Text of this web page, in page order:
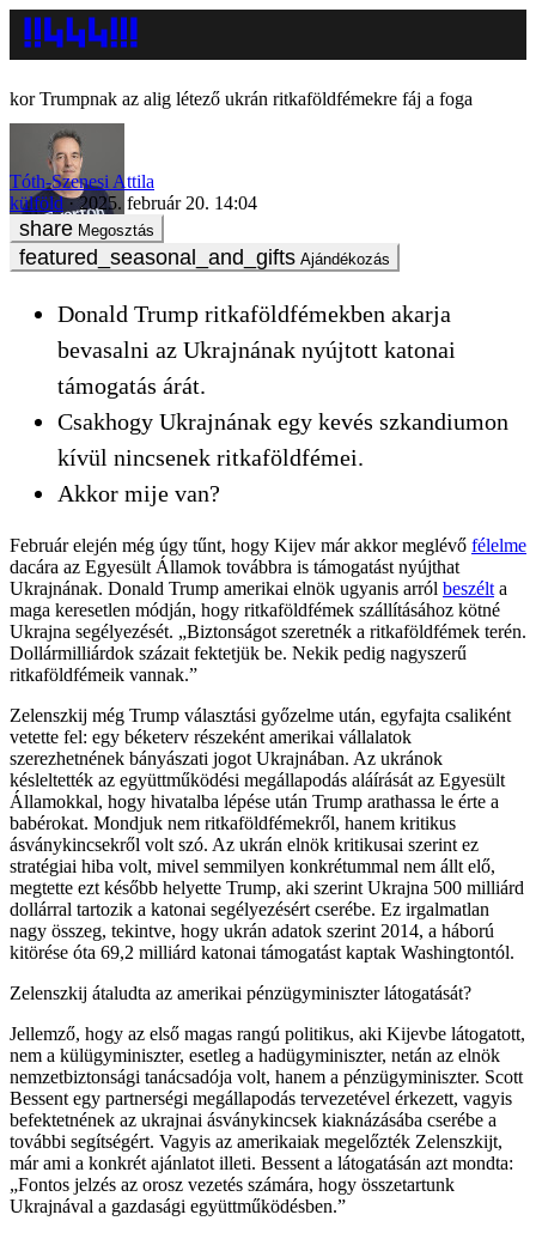
Trumpnak az alig létező ukrán ritkaföldfémekre fáj a foga
Tóth-Szenesi Attila
külföld
2025. február 20. 14:04
Megosztás
Ajándékozás
Donald Trump ritkaföldfémekben akarja
bevasalni az Ukrajnának nyújtott katonai
támogatás árát.
Csakhogy Ukrajnának egy kevés szkandiumon
kívül nincsenek ritkaföldfémei.
Akkor mije van?
Február elején még úgy tűnt, hogy Kijev már akkor meglévő félelme
dacára az Egyesült Államok továbbra is támogatást nyújthat
Ukrajnának. Donald Trump amerikai elnök ugyanis arról beszélt a
maga keresetlen módján, hogy ritkaföldfémek szállításához kötné
Ukrajna segélyezését. „Biztonságot szeretnék a ritkaföldfémek terén.
Dollármilliárdok százait fektetjük be. Nekik pedig nagyszerű
ritkaföldfémeik vannak.”
Zelenszkij még Trump választási győzelme után, egyfajta csaliként
vetette fel: egy béketerv részeként amerikai vállalatok
szerezhetnének bányászati jogot Ukrajnában. Az ukránok
késleltették az együttműködési megállapodás aláírását az Egyesült
Államokkal, hogy hivatalba lépése után Trump arathassa le érte a
babérokat. Mondjuk nem ritkaföldfémekről, hanem kritikus
ásványkincsekről volt szó. Az ukrán elnök kritikusai szerint ez
stratégiai hiba volt, mivel semmilyen konkrétummal nem állt elő,
megtette ezt később helyette Trump, aki szerint Ukrajna 500 milliárd
dollárral tartozik a katonai segélyezésért cserébe. Ez irgalmatlan
nagy összeg, tekintve, hogy ukrán adatok szerint 2014, a háború
kitörése óta 69,2 milliárd katonai támogatást kaptak Washingtontól.
Zelenszkij átaludta az amerikai pénzügyminiszter látogatását?
Jellemző, hogy az első magas rangú politikus, aki Kijevbe látogatott,
nem a külügyminiszter, esetleg a hadügyminiszter, netán az elnök
nemzetbiztonsági tanácsadója volt, hanem a pénzügyminiszter. Scott
Bessent egy partnerségi megállapodás tervezetével érkezett, vagyis
befektetnének az ukrajnai ásványkincsek kiaknázásába cserébe a
további segítségért. Vagyis az amerikaiak megelőzték Zelenszkijt,
már ami a konkrét ajánlatot illeti. Bessent a látogatásán azt mondta:
„Fontos jelzés az orosz vezetés számára, hogy összetartunk
Ukrajnával a gazdasági együttműködésben.”